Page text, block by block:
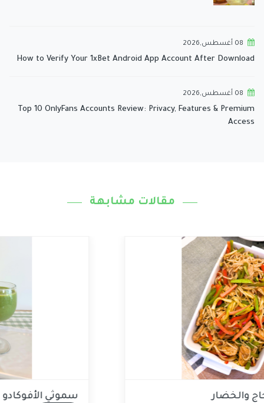
08 أغسطس,2026
How to Verify Your 1xBet Android App Account After Download
08 أغسطس,2026
Top 10 OnlyFans Accounts Review: Privacy, Features & Premium
Access
مقالات مشابهة
نودلز آسيوي بالدجاج والخضار